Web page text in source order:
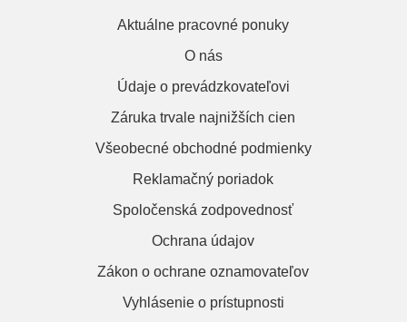
Aktuálne pracovné ponuky
O nás
Údaje o prevádzkovateľovi
Záruka trvale najnižších cien
Všeobecné obchodné podmienky
Reklamačný poriadok
Spoločenská zodpovednosť
Ochrana údajov
Zákon o ochrane oznamovateľov
Vyhlásenie o prístupnosti